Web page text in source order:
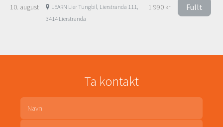
10. august
LEARN Lier Tungbil, Lierstranda 111,
3414 Lierstranda
1 990 kr Fullt
Ta kontakt